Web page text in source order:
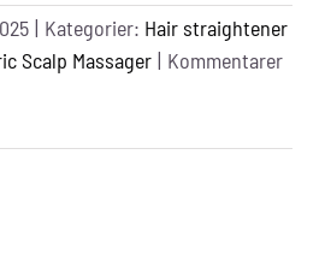
| Kategorier: Hair straightener
Scalp Massager | Kommentarer